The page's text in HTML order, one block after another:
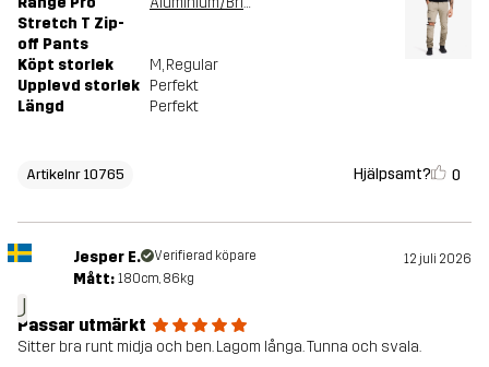
Stretch T Zip-
off Pants
Köpt storlek M, Regular
Upplevd storlek Perfekt
Längd
Perfekt
Artikelnr 10765 Hjälpsamt? 0
J
Jesper E. Verifierad köpare 12 juli 2026
Mått: 180cm, 86kg
Passar utmärkt
Sitter bra runt midja och ben. Lagom långa. Tunna och svala.